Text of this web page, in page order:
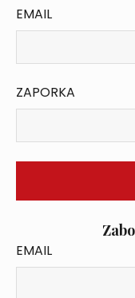
EMAIL
ZAPORKA
EMAIL